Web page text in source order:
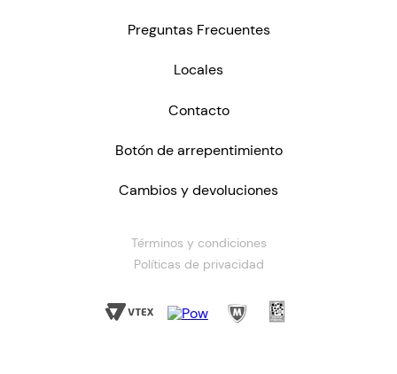
Preguntas Frecuentes
Locales
Contacto
Botón de arrepentimiento
Cambios y devoluciones
Términos y condiciones
Políticas de privacidad